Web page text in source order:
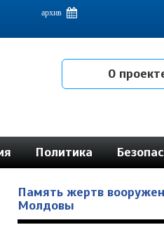
интеграции на
архив
О
Политика
Память жертв
Молдовы